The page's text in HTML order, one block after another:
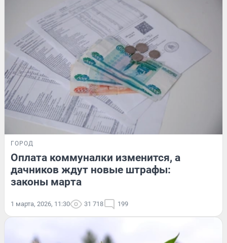
ГОРОД
Оплата коммуналки изменится, а
дачников ждут новые штрафы:
законы марта
1 марта, 2026, 11:30 31 718 199